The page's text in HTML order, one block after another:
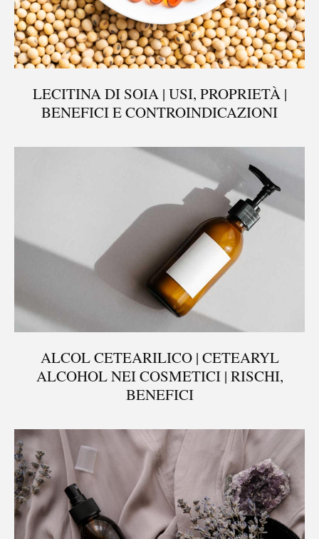
LECITINA DI SOIA | USI, PROPRIETÀ |
BENEFICI E CONTROINDICAZIONI
ALCOL CETEARILICO | CETEARYL
ALCOHOL NEI COSMETICI | RISCHI,
BENEFICI